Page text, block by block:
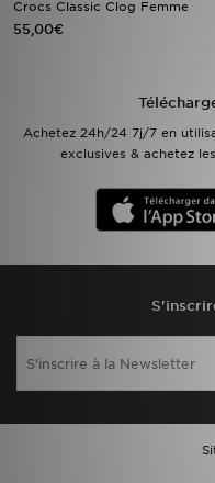
Crocs Classic Clog Femme
55,00€
Achetez 24h/24 7j/7 en
exclusives & achetez
Suivre Ma Commande
Service client
Nos Magasins